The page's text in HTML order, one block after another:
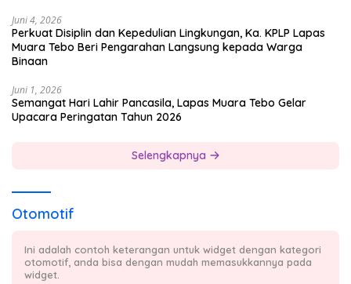
Juni 4, 2026
Perkuat Disiplin dan Kepedulian Lingkungan, Ka. KPLP Lapas
Muara Tebo Beri Pengarahan Langsung kepada Warga
Binaan
Juni 1, 2026
Semangat Hari Lahir Pancasila, Lapas Muara Tebo Gelar
Upacara Peringatan Tahun 2026
Selengkapnya
Otomotif
Ini adalah contoh keterangan untuk widget dengan kategori
otomotif, anda bisa dengan mudah memasukkannya pada
widget.